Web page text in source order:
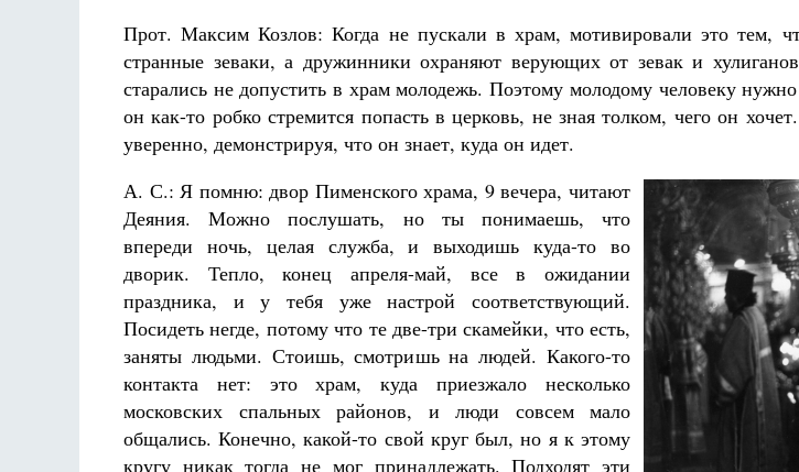
Прот. Максим Козлов: Когда не пускали в храм, мотивировали это тем,
странные зеваки, а дружинники охраняют верующих от зевак и
старались не допустить в храм молодежь. Поэтому молодому человеку
он как-то робко стремится попасть в церковь, не зная толком, чего он
уверенно, демонстрируя, что он знает, куда он идет.
А. С.: Я помню: двор Пименского храма, 9 вечера, читают
Деяния. Можно послушать, но ты понимаешь, что
впереди ночь, целая служба, и выходишь куда-то во
дворик. Тепло, конец апреля-май, все в ожидании
праздника, и у тебя уже настрой соответствующий.
Посидеть негде, потому что те две-три скамейки, что есть,
заняты людьми. Стоишь, смотришь на людей. Какого-то
контакта нет: это храм, куда приезжало несколько
московских спальных районов, и люди совсем мало
общались. Конечно, какой-то свой круг был, но я к этому
кругу никак тогда не мог принадлежать. Подходят эти